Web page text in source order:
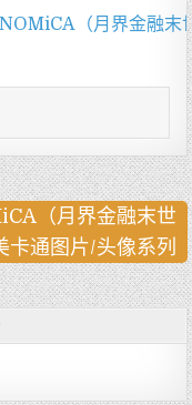
（月界金融末世
卡通图片/头像系列